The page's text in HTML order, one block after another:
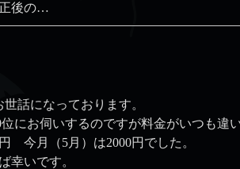
後の…
話になっております。
にお伺いするのですが料金がいつも違い
今月（5月）は2000円でした。
幸いです。